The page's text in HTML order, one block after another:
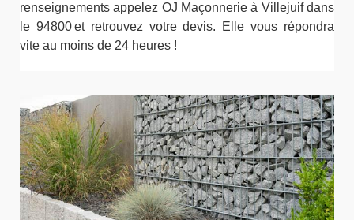
renseignements appelez OJ Maçonnerie à Villejuif dans
le 94800 et retrouvez votre devis. Elle vous répondra
vite au moins de 24 heures !